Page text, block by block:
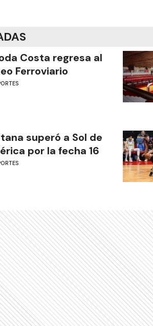
Costa regresa al
Ferroviario
superó a Sol de
por la fecha 16